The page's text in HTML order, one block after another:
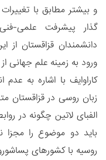
و بیشتر مطابق با
گذار پیشرفت علمی-
دانشمندان قزاقستان از
ورود به زمینه علم جهانی
کاراوایف با اشاره به
زبان روسی در قزاقستان
الفبای لاتین چگونه در
باید دو موضوع را
روسیه با کشورهای